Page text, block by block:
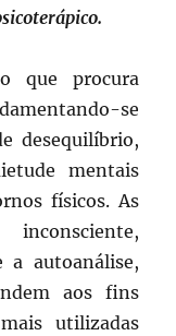
que procura
se
desequilíbrio,
mentais
físicos. As
a autoanálise,
aos fins
utilizadas